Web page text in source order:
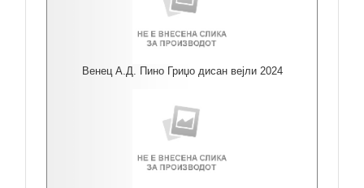
Венец А.Д. Пино Гриџо дисан вејли 2024